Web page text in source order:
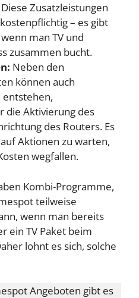
Zusatzleistungen
– es gibt
man TV und
zusammen bucht.
Neben den
können auch
entstehen,
die Aktivierung des
des Routers. Es
Aktionen zu warten,
wegfallen.
Kombi-Programme,
teilweise
wenn man bereits
ein TV Paket beim
lohnt es sich, solche
Angeboten gibt es